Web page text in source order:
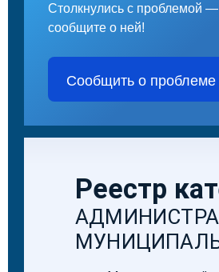
Столкнулись с проблемой —
сообщите о ней!
Сообщить о проблеме